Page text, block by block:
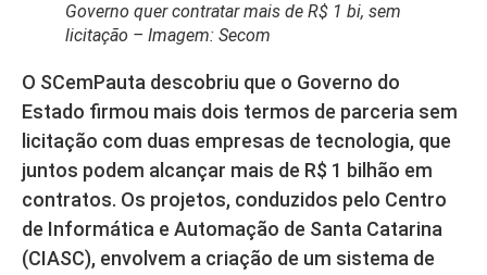
Governo quer contratar mais de R$ 1 bi, sem
licitação – Imagem: Secom
O SCemPauta descobriu que o Governo do
Estado firmou mais dois termos de parceria sem
licitação com duas empresas de tecnologia, que
juntos podem alcançar mais de R$ 1 bilhão em
contratos. Os projetos, conduzidos pelo Centro
de Informática e Automação de Santa Catarina
(CIASC), envolvem a criação de um sistema de